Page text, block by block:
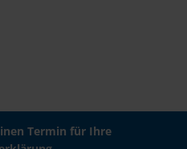
Termin für Ihre